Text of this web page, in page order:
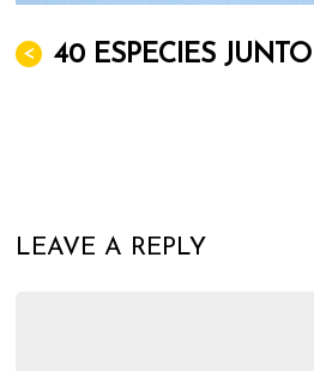
< 40 ESPECIES
LEAVE A REPLY